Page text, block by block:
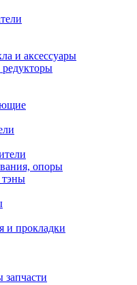
и аксессуары
редукторы
опоры
тэны
и прокладки
запчасти